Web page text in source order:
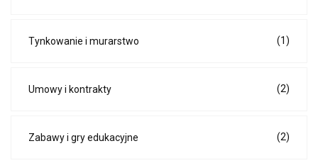
Tynkowanie i murarstwo (1)
Umowy i kontrakty (2)
Zabawy i gry edukacyjne (2)